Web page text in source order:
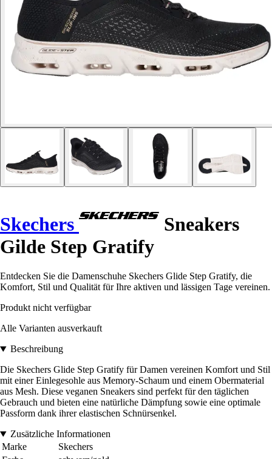
Skechers
Sneakers
Gilde Step Gratify
Entdecken Sie die Damenschuhe Skechers Glide Step Gratify, die
Komfort, Stil und Qualität für Ihre aktiven und lässigen Tage vereinen.
Produkt nicht verfügbar
Alle Varianten ausverkauft
Beschreibung
Die Skechers Glide Step Gratify für Damen vereinen Komfort und Stil
mit einer Einlegesohle aus Memory-Schaum und einem Obermaterial
aus Mesh. Diese veganen Sneakers sind perfekt für den täglichen
Gebrauch und bieten eine natürliche Dämpfung sowie eine optimale
Passform dank ihrer elastischen Schnürsenkel.
Zusätzliche Informationen
Marke
Skechers